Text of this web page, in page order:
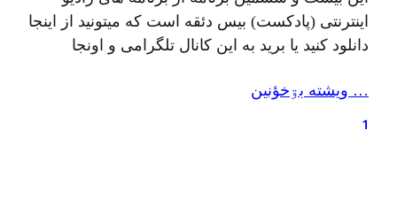
اینترنتی (پادکست) بیس دئقه است که میتونید از اینجا
دانلود کنید یا برید به این کانال تلگرامی و اونجا
بشنوید.یادتون نره که شنونده های این برنامه فقط به
کمک همرسانی و معرفی شما بیشتر خواهد شد. توی
… ويشته بۊخؤنين
1